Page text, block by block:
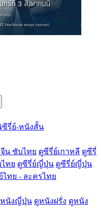
รี่ย์-หนังสั้น
น ซับไทย ดูซีรี่ย์เกาหลี ดูซีรี่
ทย ดูซีรี่ย์ญี่ปุ่น ดูซีรี่ย์ญี่ปุ่น
ไทย - ละครไทย
นังญี่ปุ่น ดูหนังฝรั่ง ดูหนัง